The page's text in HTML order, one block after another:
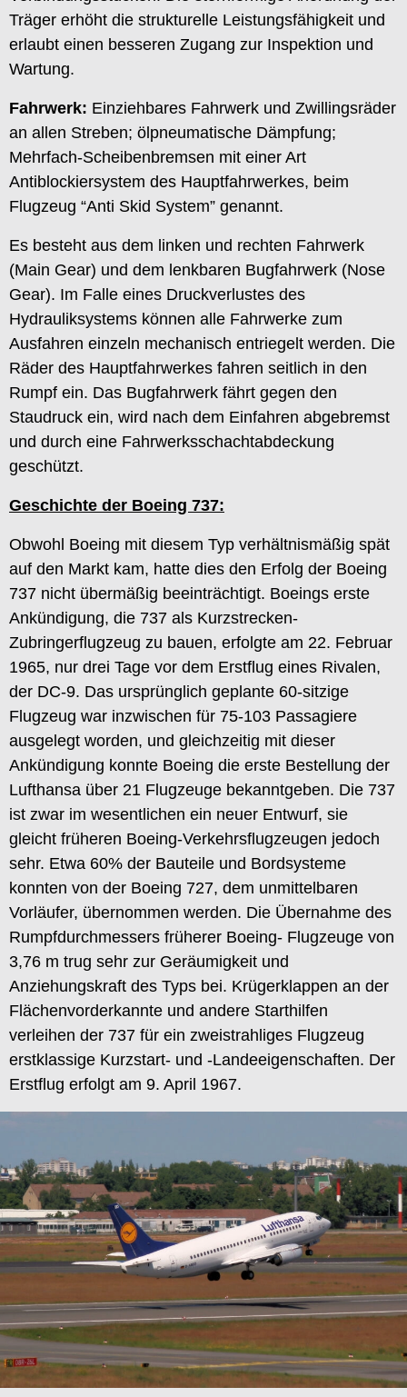
Träger erhöht die strukturelle Leistungsfähigkeit und
erlaubt einen besseren Zugang zur Inspektion und
Wartung.
Fahrwerk: Einziehbares Fahrwerk und Zwillingsräder
an allen Streben; ölpneumatische Dämpfung;
Mehrfach-Scheibenbremsen mit einer Art
Antiblockiersystem des Hauptfahrwerkes, beim
Flugzeug “Anti Skid System” genannt.
Es besteht aus dem linken und rechten Fahrwerk
(Main Gear) und dem lenkbaren Bugfahrwerk (Nose
Gear). Im Falle eines Druckverlustes des
Hydrauliksystems können alle Fahrwerke zum
Ausfahren einzeln mechanisch entriegelt werden. Die
Räder des Hauptfahrwerkes fahren seitlich in den
Rumpf ein. Das Bugfahrwerk fährt gegen den
Staudruck ein, wird nach dem Einfahren abgebremst
und durch eine Fahrwerksschachtabdeckung
geschützt.
Geschichte der Boeing 737:
Obwohl Boeing mit diesem Typ verhältnismäßig spät
auf den Markt kam, hatte dies den Erfolg der Boeing
737 nicht übermäßig beeinträchtigt. Boeings erste
Ankündigung, die 737 als Kurzstrecken-
Zubringerflugzeug zu bauen, erfolgte am 22. Februar
1965, nur drei Tage vor dem Erstflug eines Rivalen,
der DC-9. Das ursprünglich geplante 60-sitzige
Flugzeug war inzwischen für 75-103 Passagiere
ausgelegt worden, und gleichzeitig mit dieser
Ankündigung konnte Boeing die erste Bestellung der
Lufthansa über 21 Flugzeuge bekanntgeben. Die 737
ist zwar im wesentlichen ein neuer Entwurf, sie
gleicht früheren Boeing-Verkehrsflugzeugen jedoch
sehr. Etwa 60% der Bauteile und Bordsysteme
konnten von der Boeing 727, dem unmittelbaren
Vorläufer, übernommen werden. Die Übernahme des
Rumpfdurchmessers früherer Boeing- Flugzeuge von
3,76 m trug sehr zur Geräumigkeit und
Anziehungskraft des Typs bei. Krügerklappen an der
Flächenvorderkannte und andere Starthilfen
verleihen der 737 für ein zweistrahliges Flugzeug
erstklassige Kurzstart- und -Landeeigenschaften. Der
Erstflug erfolgt am 9. April 1967.